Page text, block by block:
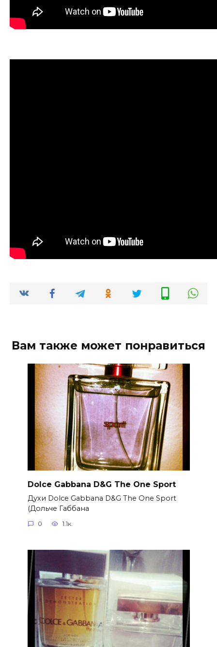
Вам также может понравиться
Dolce Gabbana D&G The One Sport
Духи Dolce Gabbana D&G The One Sport
(Дольче Габбана
0 1.1к.